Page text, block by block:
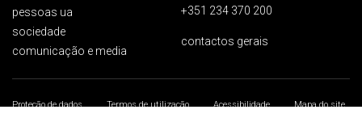
pessoas ua
sociedade
comunicação e media
+351 234 370 200
contactos gerais
Proteção de dados Termos de utilização Acessibilidade
Mapa do site